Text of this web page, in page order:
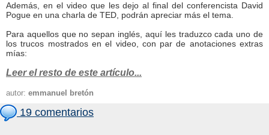
Además, en el video que les dejo al final del conferencista David
Pogue en una charla de TED, podrán apreciar más el tema.
Para aquellos que no sepan inglés, aquí les traduzco cada uno de
los trucos mostrados en el video, con par de anotaciones extras
mías:
Leer el resto de este artículo...
autor: emmanuel bretón
19 comentarios